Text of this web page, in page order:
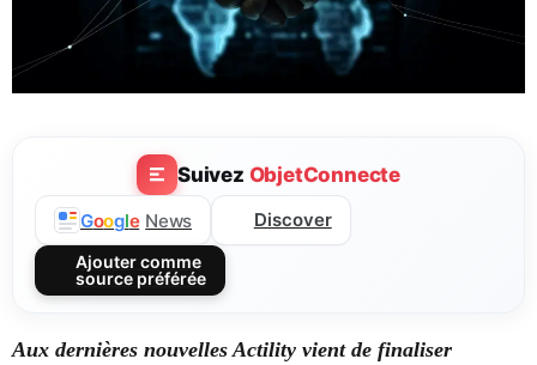
Suivez ObjetConnecte
Google News Discover
Ajouter comme
source préférée
Aux dernières nouvelles Actility vient de finaliser